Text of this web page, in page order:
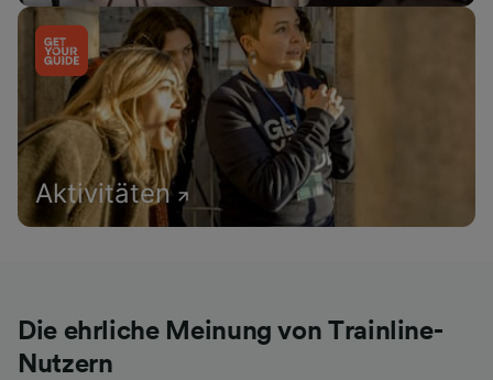
Aktivitäten
Die ehrliche Meinung von Trainline-
Nutzern